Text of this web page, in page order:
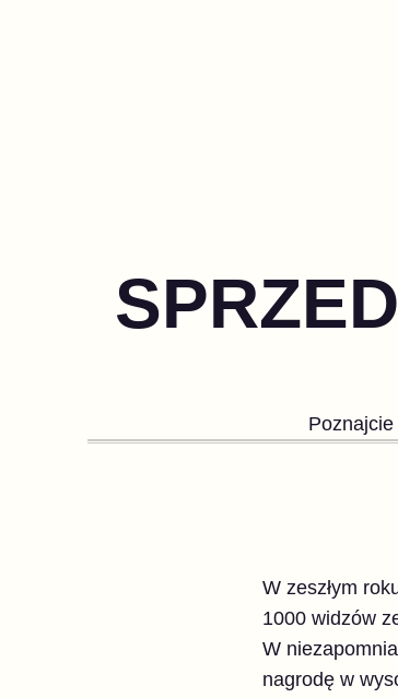
W zeszłym
1000 widzów
W
nagrodę w